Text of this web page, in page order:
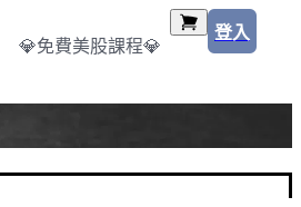
💎免費美股課程💎
登入